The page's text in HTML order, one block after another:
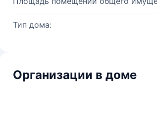
Тип дома:
Организации в доме